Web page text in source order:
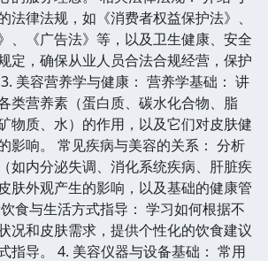
法律法规，如《消费者权益保护法》、
、《广告法》等，以及卫生健康、安全
定，确保从业人员合法合规经营，保护
美容营养学与健康： 营养学基础： 讲
类营养素（蛋白质、碳水化合物、脂
物质、水）的作用，以及它们对皮肤健
影响。 常见疾病与美容的关系： 分析
如内分泌失调、消化系统疾病、肝脏疾
肤外观产生的影响，以及基础的健康管
食与生活方式指导： 学习如何根据不
况和皮肤需求，提供个性化的饮食建议
指导。 4. 美容仪器与设备基础： 常用